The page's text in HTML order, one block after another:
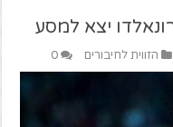
יצא למסע
הזווית לחיבורים 0